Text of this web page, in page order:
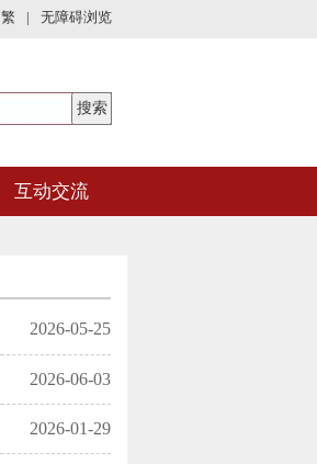
繁 | 无障碍浏览
互动交流
2026-05-25
2026-06-03
2026-01-29